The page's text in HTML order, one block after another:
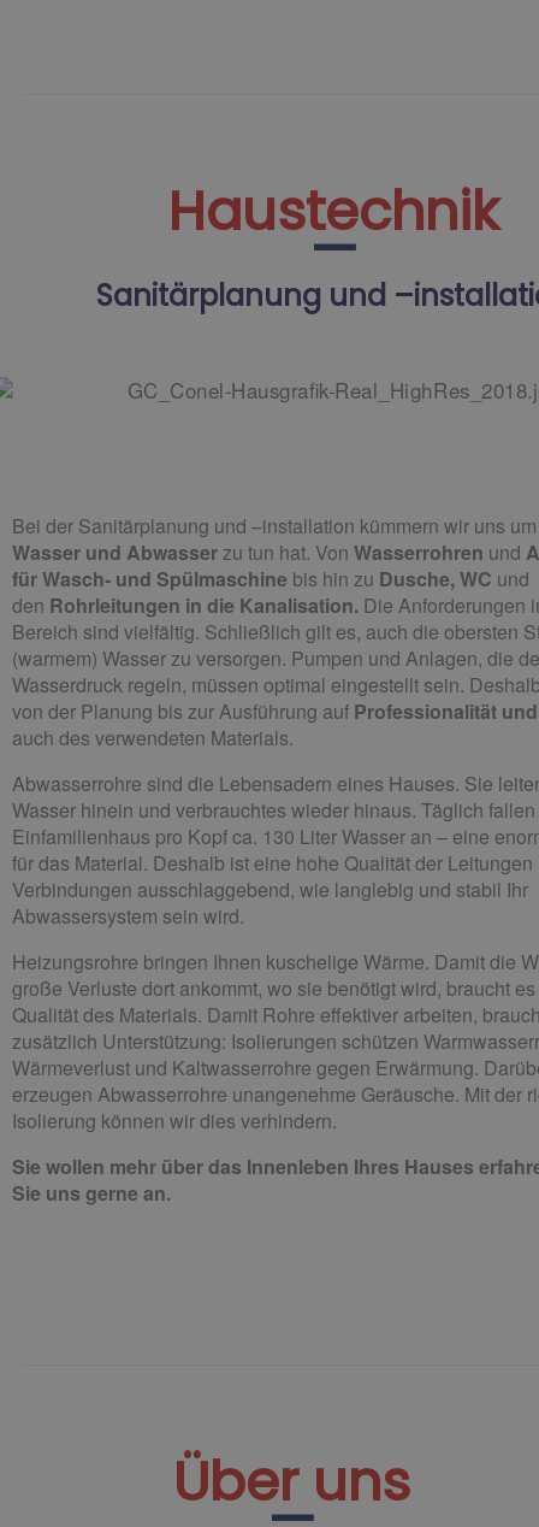
Haustechnik
Sanitärplanung und
Bei der Sanitärplanung und –installation kümmern wir uns
Wasser und Abwasserzu tun hat. Von Wasserrohren und
für Wasch- und Spülmaschine bis hin zu Dusche, WC und
den Rohrleitungen in die Kanalisation. Die Anforderungen
Bereich sind vielfältig. Schließlich gilt es, auch die obersten
(warmem) Wasser zu versorgen. Pumpen und Anlagen, die
Wasserdruck regeln, müssen optimal eingestellt sein.
von der Planung bis zur Ausführung auf Professionalität
auch des verwendeten Materials.
Abwasserrohre sind die Lebensadern eines Hauses. Sie
Wasser hinein und verbrauchtes wieder hinaus. Täglich
Einfamilienhaus pro Kopf ca. 130 Liter Wasser an – eine
für das Material. Deshalb ist eine hohe Qualität der Leitungen
Verbindungen ausschlaggebend, wie langlebig und stabil Ihr
Abwassersystem sein wird.
Heizungsrohre bringen Ihnen kuschelige Wärme. Damit die
große Verluste dort ankommt, wo sie benötigt wird, braucht
Qualität des Materials. Damit Rohre effektiver arbeiten,
zusätzlich Unterstützung: Isolierungen schützen
Wärmeverlust und Kaltwasserrohre gegen Erwärmung.
erzeugen Abwasserrohre unangenehme Geräusche. Mit der
Isolierung können wir dies verhindern.
Sie wollen mehr über das Innenleben Ihres Hauses
Sie uns gerne an.
Über uns